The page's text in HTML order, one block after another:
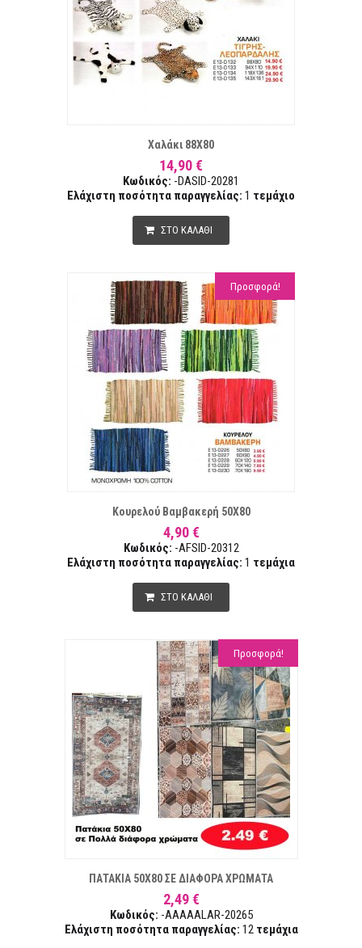
Χαλάκι 88Χ80
14,90 €
Κωδικός: -DASID-20281
Ελάχιστη ποσότητα παραγγελίας: 1 τεμάχιο
ΣΤΟ ΚΑΛΑΘΙ
Προσφορά!
Κουρελού Βαμβακερή 50Χ80
4,90 €
Κωδικός: -AFSID-20312
Ελάχιστη ποσότητα παραγγελίας: 1 τεμάχια
ΣΤΟ ΚΑΛΑΘΙ
Προσφορά!
ΠΑΤΑΚΙΑ 50Χ80 ΣΕ ΔΙΑΦΟΡΑ ΧΡΩΜΑΤΑ
2,49 €
Κωδικός: -AAAAALAR-20265
Ελάχιστη ποσότητα παραγγελίας: 12 τεμάχια